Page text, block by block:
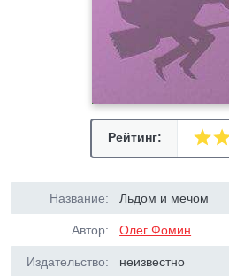
Рейтинг:
Название: Льдом и мечом
Автор: Олег Фомин
Издательство: неизвестно